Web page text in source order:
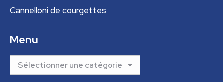
Cannelloni de courgettes
Menu
Menu